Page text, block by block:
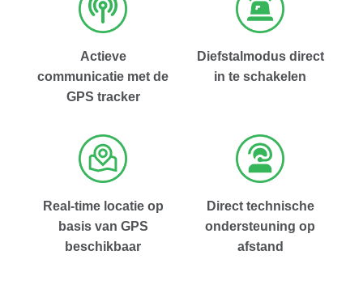
Actieve
communicatie met de
GPS tracker
Diefstalmodus direct
in te schakelen
Real-time locatie op
basis van GPS
beschikbaar
Direct technische
ondersteuning op
afstand